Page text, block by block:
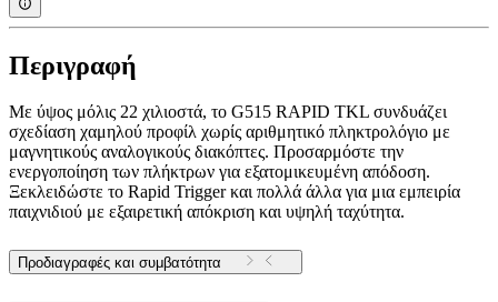
Περιγραφή
Με ύψος μόλις 22 χιλιοστά, το G515 RAPID TKL συνδυάζει
σχεδίαση χαμηλού προφίλ χωρίς αριθμητικό πληκτρολόγιο με
μαγνητικούς αναλογικούς διακόπτες. Προσαρμόστε την
ενεργοποίηση των πλήκτρων για εξατομικευμένη απόδοση.
Ξεκλειδώστε το Rapid Trigger και πολλά άλλα για μια εμπειρία
παιχνιδιού με εξαιρετική απόκριση και υψηλή ταχύτητα.
Προδιαγραφές και συμβατότητα